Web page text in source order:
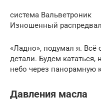
система Вальветроник
Изношенный
«Ладно», подумал я.
детали. Будем кататься,
небо через панорамную
Давления масла